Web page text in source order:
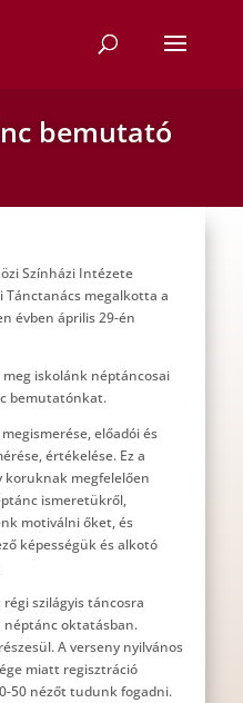
bemutató
Színházi Intézete
megalkotta a
évben április 29-én
iskolánk néptáncosai
bemutatónkat.
előadói és
értékelése. Ez a
koruknak megfelelően
ismeretükről,
motiválni őket, és
képességük és alkotó
szilágyis táncosra
néptánc oktatásban.
A verseny nyilvános
miatt regisztráció
50 nézőt tudunk fogadni.